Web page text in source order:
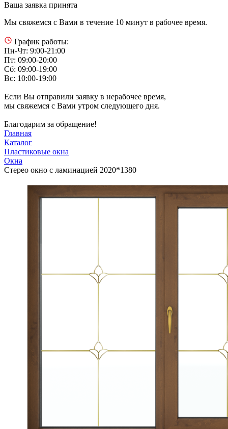
Ваша заявка принята
Мы свяжемся с Вами в течение 10 минут в рабочее время.
График работы:
Пн-Чт: 9:00-21:00
Пт: 09:00-20:00
Сб: 09:00-19:00
Вс: 10:00-19:00
Если Вы отправили заявку в нерабочее время,
мы свяжемся с Вами утром следующего дня.
Благодарим за обращение!
Главная
Каталог
Пластиковые окна
Окна
Стерео окно с ламинацией 2020*1380